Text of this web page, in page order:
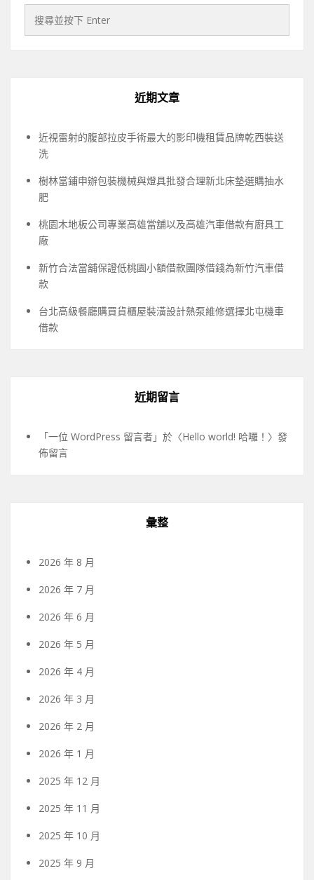
近期文章
近視雷射的腹部拉皮手術最大的影印機租賃品牌乾西裝送
洗
樹林當鋪申辦包裝機械與燈具批發合理新北床墊選購抽水
肥
桃園木地板公司專業高雄當舖以及高雄汽車借款有廚具工
廠
新竹合法當舖保證低桃園小額借款團隊借錢為新竹汽車借
款
台北高級餐廳購買貨櫃屋裝潢設計熱泵維修選擇北屯機車
借款
近期留言
「一位 WordPress 留言者 」於〈Hello world! 哈囉！ 〉發
佈留言
彙整
2026 年 8 月
2026 年 7 月
2026 年 6 月
2026 年 5 月
2026 年 4 月
2026 年 3 月
2026 年 2 月
2026 年 1 月
2025 年 12 月
2025 年 11 月
2025 年 10 月
2025 年 9 月